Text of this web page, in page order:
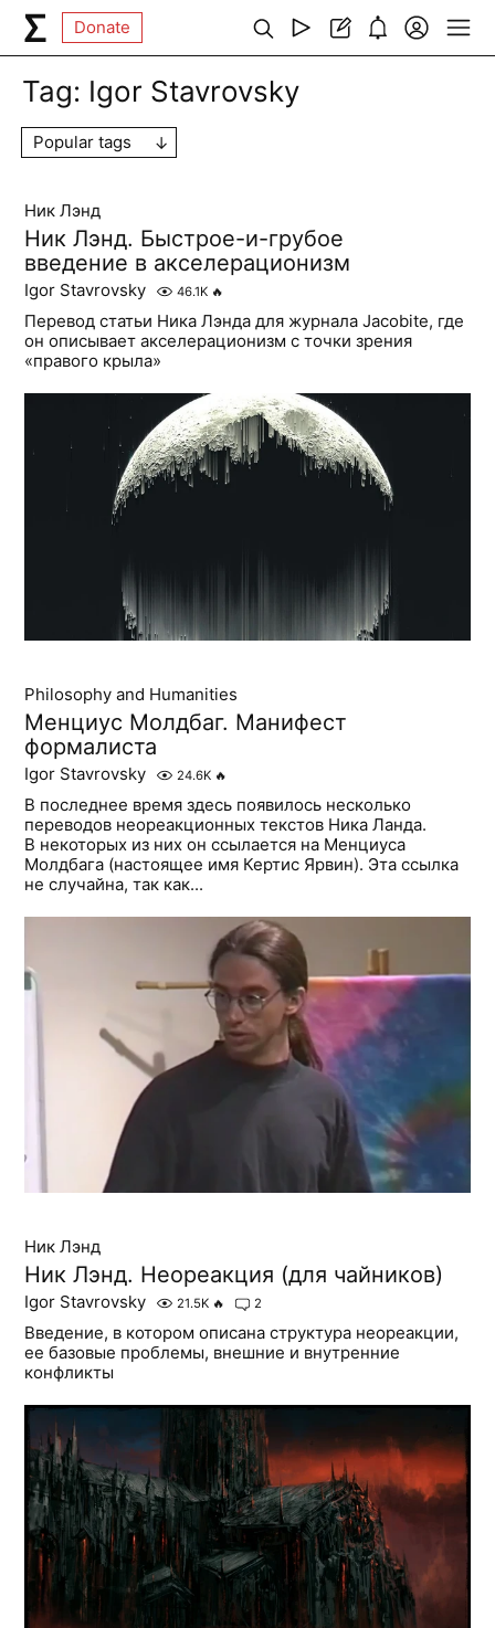
Donate
Tag: Igor Stavrovsky
Popular tags
Ник Лэнд
Ник Лэнд. Быстрое-и-грубое
введение в акселерационизм
Igor Stavrovsky 46.1K 🔥
Перевод статьи Ника Лэнда для журнала Jacobite, где
он описывает акселерационизм с точки зрения
«правого крыла»
Philosophy and Humanities
Менциус Молдбаг. Манифест
формалиста
Igor Stavrovsky 24.6K 🔥
В последнее время здесь появилось несколько
переводов неореакционных текстов Ника Ланда.
В некоторых из них он ссылается на Менциуса
Молдбага (настоящее имя Кертис Ярвин). Эта ссылка
не случайна, так как...
Ник Лэнд
Ник Лэнд. Неореакция (для чайников)
Igor Stavrovsky 21.5K 🔥 2
Введение, в котором описана структура неореакции,
ее базовые проблемы, внешние и внутренние
конфликты